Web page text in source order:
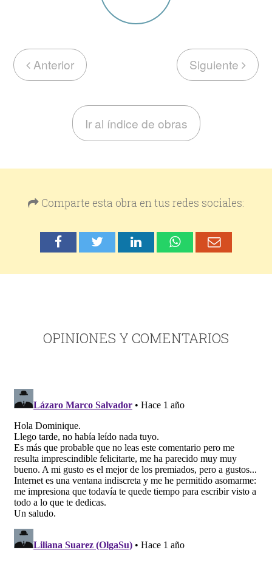
Anterior Siguiente
Ir al índice de obras
Comparte esta obra en tus redes sociales:
OPINIONES Y COMENTARIOS